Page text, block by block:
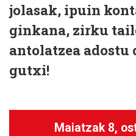
jolasak, ipuin
ginkana, zirku
antolatzea adostu
gutxi!
Maiatzak 8,